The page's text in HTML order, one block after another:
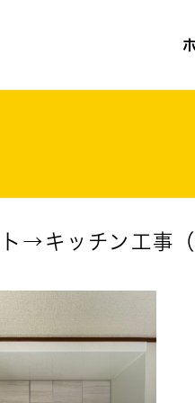
→キッチン工事（